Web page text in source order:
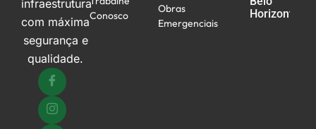
infraestrutura
com máxima
segurança e
qualidade.
Conosco
Obras
Emergenciais
Horizonte/